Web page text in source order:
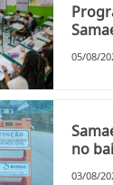
05/08/
no
03/08/